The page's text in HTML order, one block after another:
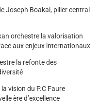
Joseph Boakai, pilier central
orchestre la valorisation
aux enjeux internationaux
la refonte des
vision du P.C Faure
ère d’excellence